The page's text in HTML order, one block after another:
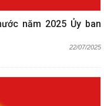
năm 2025 Ủy ban
22/07/2025